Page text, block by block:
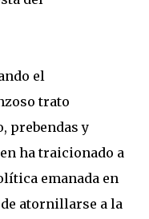
el
trato
prebendas y
ha traicionado a
emanada en
atornillarse a la